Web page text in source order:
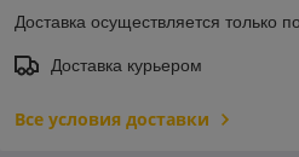
Доставка осуществляется только
Доставка курьером
Все условия доставки